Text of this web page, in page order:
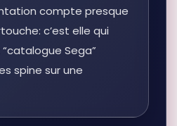
compte presque
c’est elle qui
Sega”
spine sur une